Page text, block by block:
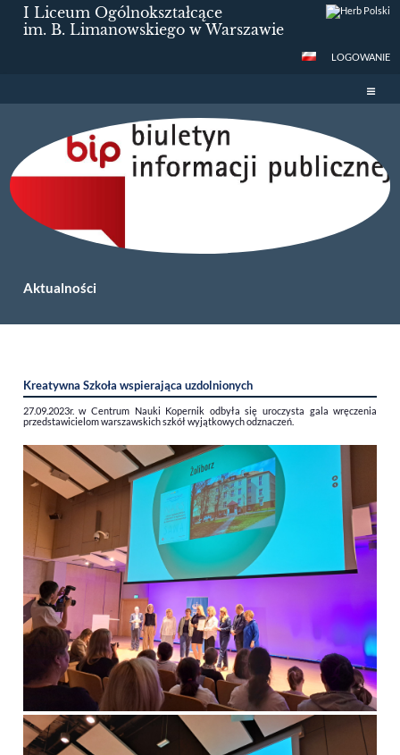
I Liceum Ogólnokształcące
im. B. Limanowskiego w Warszawie
LOGOWANIE
Aktualności
Kreatywna Szkoła wspierająca uzdolnionych
27.09.2023r. w Centrum Nauki Kopernik odbyła się uroczysta gala wręczenia
przedstawicielom warszawskich szkół wyjątkowych odznaczeń.